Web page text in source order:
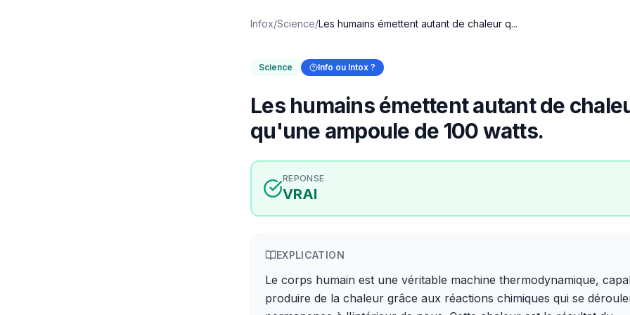
Infox/Science/Les humains émettent autant de chaleur q...
Science Info ou Intox ?
Les humains émettent autant de
qu'une ampoule de 100 watts.
REPONSE
VRAI
EXPLICATION
Le corps humain est une véritable machine thermodynamique,
produire de la chaleur grâce aux réactions chimiques qui se